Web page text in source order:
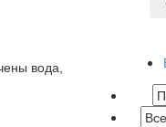
вода,